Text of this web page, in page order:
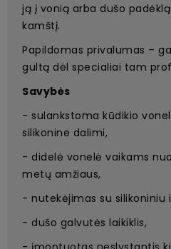
ją į vonią arba dušo
kamštį.
Papildomas privalumas –
gultą dėl specialiai tam
Savybės
- sulankstoma kūdikio
silikonine dalimi,
- didelė vonelė vaikams
metų amžiaus,
- nutekėjimas su silikoniniu
- dušo galvutės laikiklis,